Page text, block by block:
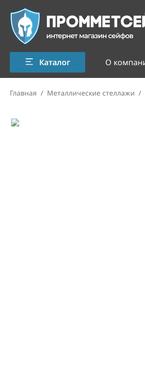
Каталог О
Главная / Металлические стеллажи /